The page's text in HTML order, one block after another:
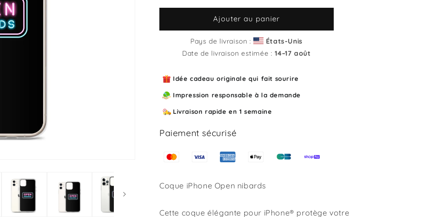
quantité
Coque
iPhone
Open
quantité
de
Coque
iPhone
Open
Ajouter au panier
Pays de livraison :
États-Unis
Date de livraison estimée :14⁠–17 août
Idée cadeau originale qui fait sourire
Impression responsable à la demande
Livraison rapide en 1 semaine
Paiement sécurisé
Coque iPhone Open nibards
Cette coque élégante pour iPhone® protège votre